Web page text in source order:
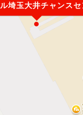
埼玉大井チャンス